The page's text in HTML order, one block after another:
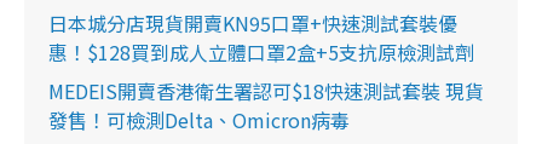
日本城分店現貨開賣KN95口罩+快速測試套裝優
惠！$128買到成人立體口罩2盒+5支抗原檢測試劑
MEDEIS開賣香港衛生署認可$18快速測試套裝 現貨
發售！可檢測Delta、Omicron病毒